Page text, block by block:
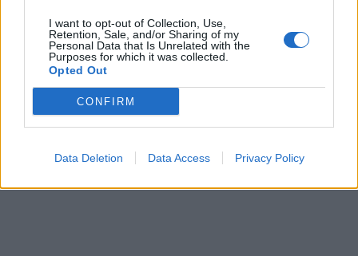
I want to opt-out of Collection, Use,
Retention, Sale, and/or Sharing of my
Personal Data that Is Unrelated with the
Purposes for which it was collected.
Opted Out
CONFIRM
Data Deletion Data Access Privacy Policy
ΛΑΚΚΟΣ ΔΑΙΜΟΝΩΝ